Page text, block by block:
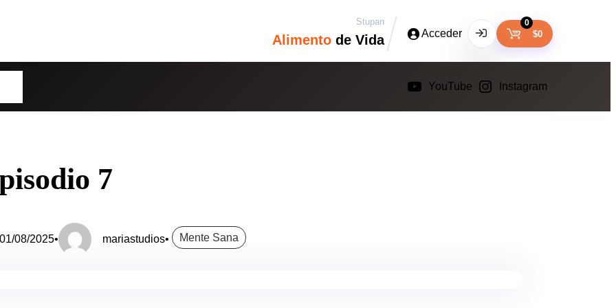
Stupan
Alimento de Vida Acceder
Usuario o Correo Electrónico
INICIA SESIÓN
0
$0
YouTube Instagram
7
01/08/2025• mariastudios• Mente Sana